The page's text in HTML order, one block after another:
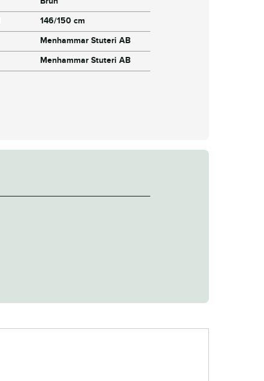
146/150 cm
Menhammar Stuteri AB
Menhammar Stuteri AB